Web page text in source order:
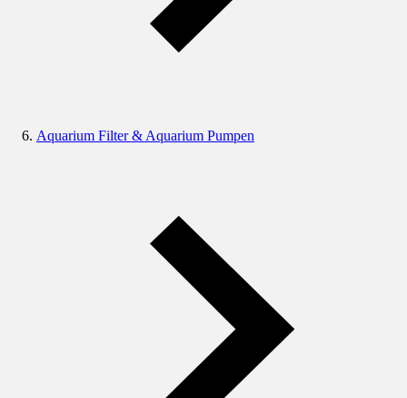
Aquarium Filter & Aquarium Pumpen